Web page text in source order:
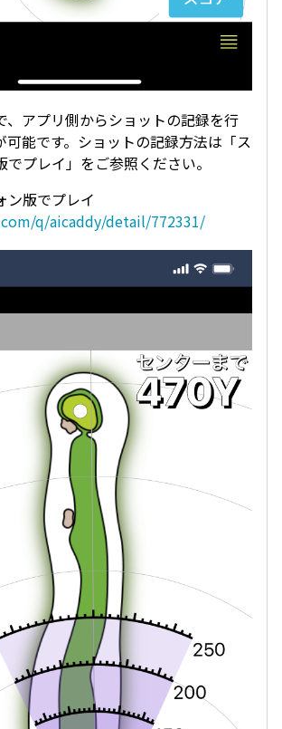
、アプリ側からショットの記録を行
可能です。ショットの記録方法は「ス
プレイ」をご参照ください。
版でプレイ
q/aicaddy/detail/772331/